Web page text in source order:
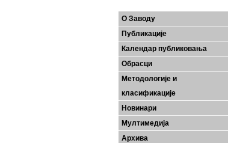
О Заводу
Публикације
Календар публиковања
Обрасци
Методологије и
класификације
Новинари
Мултимедија
Архива